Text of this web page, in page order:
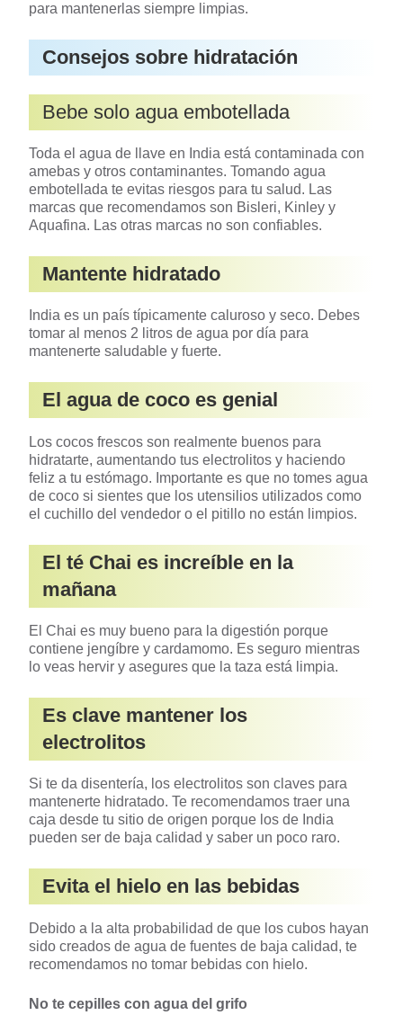
para mantenerlas siempre limpias.
Consejos sobre hidratación
Bebe solo agua embotellada
Toda el agua de llave en India está contaminada con
amebas y otros contaminantes. Tomando agua
embotellada te evitas riesgos para tu salud. Las
marcas que recomendamos son Bisleri, Kinley y
Aquafina. Las otras marcas no son confiables.
Mantente hidratado
India es un país típicamente caluroso y seco. Debes
tomar al menos 2 litros de agua por día para
mantenerte saludable y fuerte.
El agua de coco es genial
Los cocos frescos son realmente buenos para
hidratarte, aumentando tus electrolitos y haciendo
feliz a tu estómago. Importante es que no tomes agua
de coco si sientes que los utensilios utilizados como
el cuchillo del vendedor o el pitillo no están limpios.
El té Chai es increíble en la
mañana
El Chai es muy bueno para la digestión porque
contiene jengíbre y cardamomo. Es seguro mientras
lo veas hervir y asegures que la taza está limpia.
Es clave mantener los
electrolitos
Si te da disentería, los electrolitos son claves para
mantenerte hidratado. Te recomendamos traer una
caja desde tu sitio de origen porque los de India
pueden ser de baja calidad y saber un poco raro.
Evita el hielo en las bebidas
Debido a la alta probabilidad de que los cubos hayan
sido creados de agua de fuentes de baja calidad, te
recomendamos no tomar bebidas con hielo.
No te cepilles con agua del grifo